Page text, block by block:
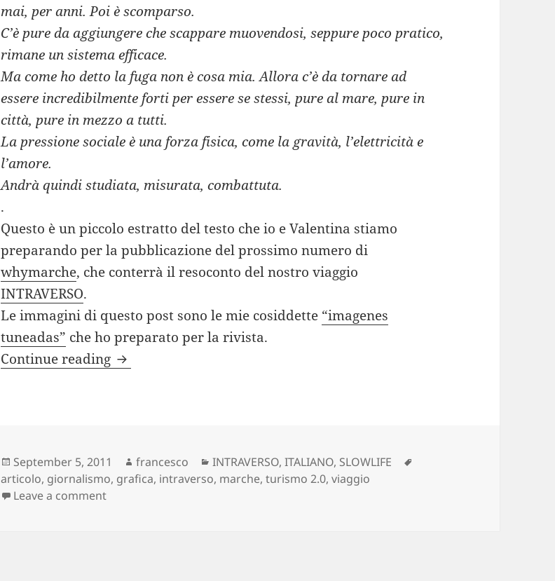
mai, per anni. Poi è scomparso.
C’è pure da aggiungere che scappare muovendosi, seppure poco pratico,
rimane un sistema efficace.
Ma come ho detto la fuga non è cosa mia. Allora c’è da tornare ad
essere incredibilmente forti per essere se stessi, pure al mare, pure in
città, pure in mezzo a tutti.
La pressione sociale è una forza fisica, come la gravità, l’elettricità e
l’amore.
Andrà quindi studiata, misurata, combattuta.
.
Questo è un piccolo estratto del testo che io e Valentina stiamo
preparando per la pubblicazione del prossimo numero di
whymarche, che conterrà il resoconto del nostro viaggio
INTRAVERSO.
Le immagini di questo post sono le mie cosiddette “imagenes
tuneadas” che ho preparato per la rivista.
Continue reading “imagenes tuneadas” per INTRAVERSO
Posted
on
September 5, 2011 Author
francesco Categories
INTRAVERSO,ITALIANO, SLOWLIFE
articolo, giornalismo, grafica, intraverso, marche,turismo 2.0,viaggio
Leave a commenton “imagenes tuneadas” per INTRAVERSO